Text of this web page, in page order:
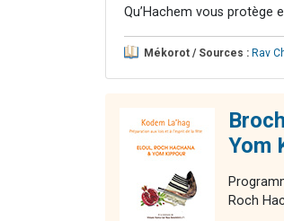
Qu’Hachem vous protège
Mékorot / Sources : Rav
Yom
Roch